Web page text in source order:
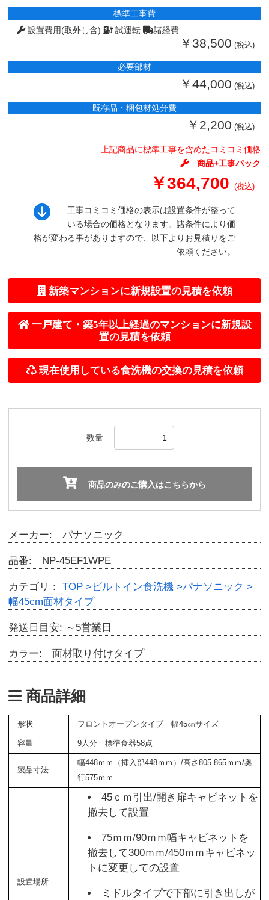
標準工事費
設置費用(取外し含)
試運転 諸経費
￥38,500 (税込)
必要部材
￥44,000 (税込)
既存品・梱包材処分費
￥2,200 (税込)
上記商品に標準工事を含めたコミコミ価格
商品+工事パック
￥364,700 (税込)
工事コミコミ価格の表示は設置条件が整って
いる場合の価格となります。諸条件により価
格が変わる事がありますので、以下よりお見積りをご
依頼ください。
数量
商品のみのご購入はこちらから
メーカー: パナソニック
品番: NP-45EF1WPE
カテゴリ： TOP >ビルトイン食洗機 >パナソニック >
幅45cm面材タイプ
発送日目安: ～5営業日
カラー: 面材取り付けタイプ
商品詳細
形状 フロントオープンタイプ 幅45㎝サイズ
容量 9人分 標準食器58点
製品寸法
幅448ｍｍ（挿入部448ｍｍ）/高さ805-865ｍｍ/奥
行575ｍｍ
設置場所
45ｃｍ引出/開き扉キャビネットを
撤去して設置
75ｍｍ/90ｍｍ幅キャビネットを
撤去して300ｍｍ/450ｍｍキャビネッ
トに変更しての設置
ミドルタイプで下部に引き出しが